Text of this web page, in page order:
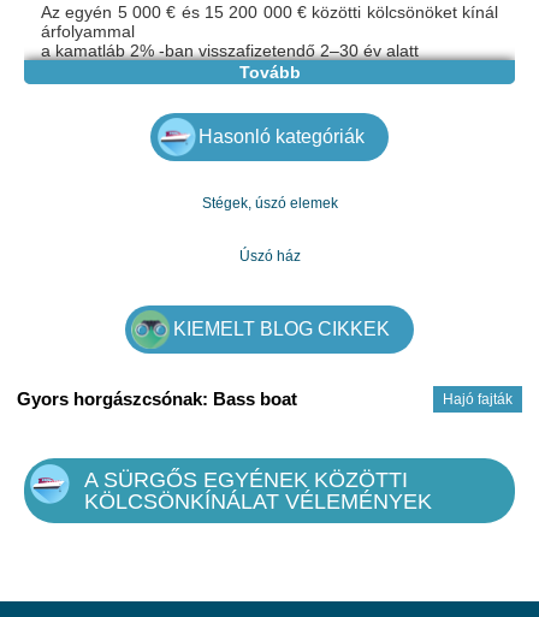
Az egyén 5 000 € és 15 200 000 € közötti kölcsönöket kínál
árfolyammal
a kamatláb 2% -ban visszafizetendő 2–30 év alatt
Az ésszerű feltételek, ha az ajánlatom érdekei leginkább
kapcsolatba lépnek velem gyorsan megvitassák a
E-mail: mariakovac841@gmail.com
Viber: +36306300367 Ahol Whatsapp: +36306300367
Tovább
Hasonló kategóriák
Stégek, úszó elemek
Úszó ház
KIEMELT BLOG CIKKEK
Hajó fajták
Gyors horgászcsónak: Bass boat
A SÜRGŐS EGYÉNEK KÖZÖTTI
KÖLCSÖNKÍNÁLAT VÉLEMÉNYEK